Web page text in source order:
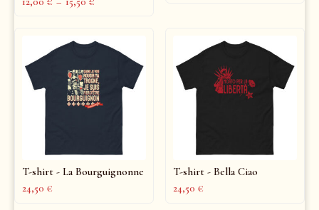
T-shirt - La Bourguignonne
24,50 €
T-shirt - Bella Ciao
24,50 €